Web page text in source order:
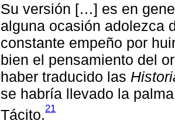
Su versión […] es en
alguna ocasión adolezca
constante empeño por
bien el pensamiento del
haber traducido las
se habría llevado la
Tácito.21